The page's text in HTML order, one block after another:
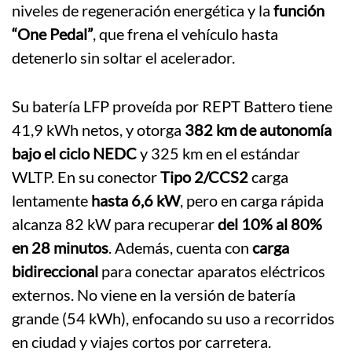
niveles de regeneración energética y la función
“One Pedal”, que frena el vehículo hasta
detenerlo sin soltar el acelerador.
Su batería LFP proveída por REPT Battero tiene
41,9 kWh netos, y otorga 382 km de autonomía
bajo el ciclo NEDCy 325 km en el estándar
WLTP. En su conectorTipo 2/CCS2carga
lentamente hasta 6,6 kW, pero en carga rápida
alcanza 82 kW para recuperardel 10% al 80%
en 28 minutos. Además, cuenta con carga
bidireccional para conectar aparatos eléctricos
externos. No viene en la versión de batería
grande (54 kWh), enfocando su uso a recorridos
en ciudad y viajes cortos por carretera.